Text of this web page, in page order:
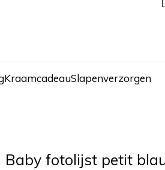
KraamcadeauSlapenverzorgen
Baby fotolijst petit